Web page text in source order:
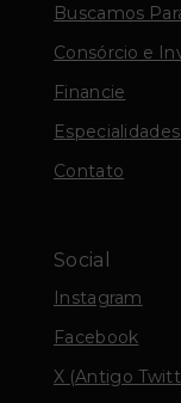
Buscamos
Consórcio e
Financie
Contato
Social
Instagram
Facebook
X (Antigo